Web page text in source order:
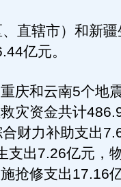
辖市）和新疆
亿元。
和云南5个地
灾资金共计
财力补助支出
支出7.26亿元，
抢修支出17.16